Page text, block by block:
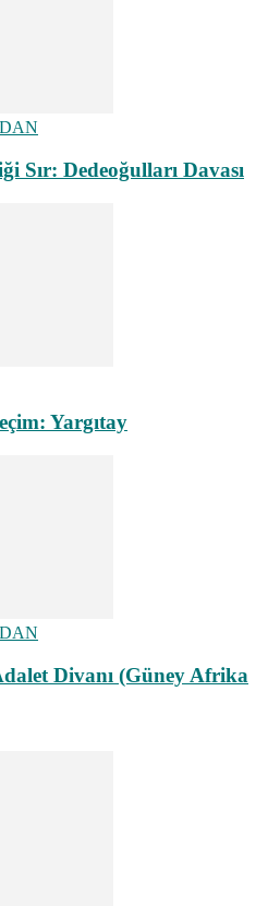
Sır: Dedeoğulları Davası
Yargıtay
Divanı (Güney Afrika